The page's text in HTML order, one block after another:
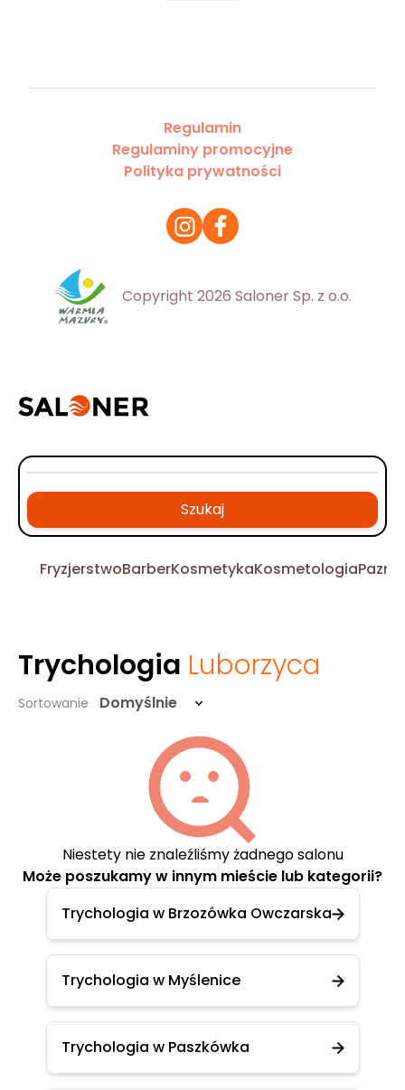
Regulamin
Regulaminy promocyjne
Polityka prywatności
Copyright 2026 Saloner Sp. z o.o.
Szukaj
FryzjerstwoBarberKosmetykaKosmetologia
Trychologia Luborzyca
Sortowanie Domyślnie
Niestety nie znaleźliśmy żadnego salonu
Może poszukamy w innym mieście lub kategorii?
Trychologia w Brzozówka Owczarska
Trychologia w Myślenice
Trychologia w Paszkówka